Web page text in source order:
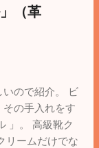
合は「Working
ドウで作業する
しかし、フリ
たら最近有料
しいけど、諦
ダの共有かけ
で管理するこ
トワークドライ
（革
いので紹介。 ビ
の手入れをす
」。 高級靴ク
リームだけでな